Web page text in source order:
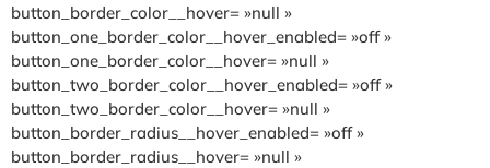
button_border_color__hover= »null »
button_one_border_color__hover_enabled= »off »
button_one_border_color__hover= »null »
button_two_border_color__hover_enabled= »off »
button_two_border_color__hover= »null »
button_border_radius__hover_enabled= »off »
button_border_radius__hover= »null »